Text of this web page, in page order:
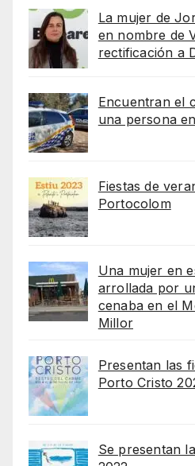
La mujer de
en nombre de
rectificación a
Encuentran el
una persona
Fiestas de
Portocolom
Una mujer en
arrollada por
cenaba en el
Millor
Presentan las
Porto Cristo
Se presentan